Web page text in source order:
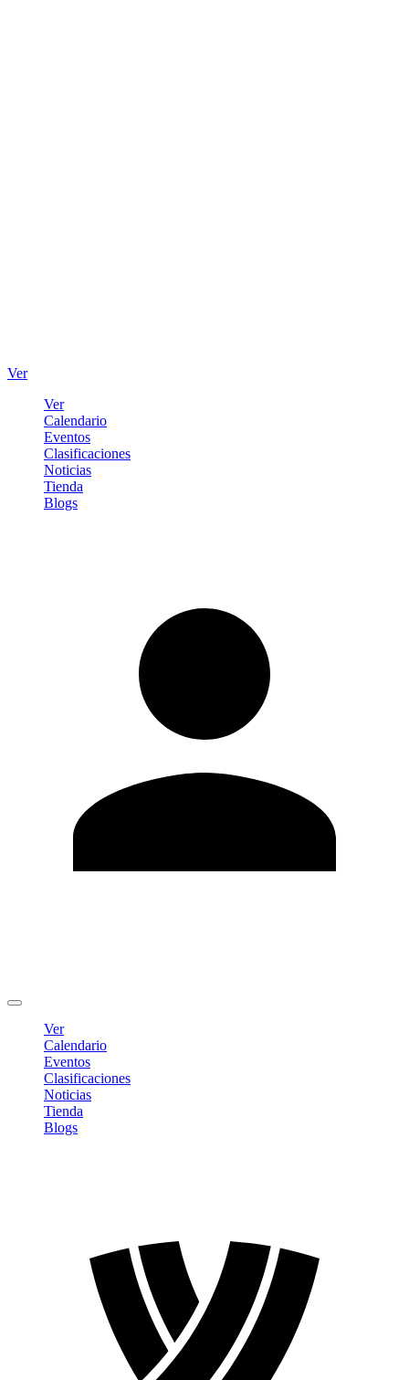
Ver
Ver
Calendario
Eventos
Clasificaciones
Noticias
Tienda
Blogs
Ver
Calendario
Eventos
Clasificaciones
Noticias
Tienda
Blogs